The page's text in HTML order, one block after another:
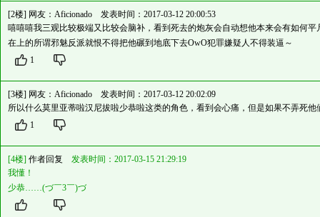
[2楼] 网友： Aficionado 发表时间：2017-03-12 20:00:53
嘻嘻嘻我三观比较极端又比较会脑补，看到死去的炮灰会自动想他本来会有如何
在上的所谓邪魅反派就恨不得把他碾到地底下去OwO犯罪嫌疑人不得装逼～
1
[3楼] 网友： Aficionado 发表时间：2017-03-12 20:02:09
所以什么莫里亚蒂啦汉尼拔啦少恭啦这类的角色，看到会心痛，但是如果不弄死他
1
[4楼] 作者回复 发表时间：2017-03-15 21:29:19
我懂！
少恭……(づ￣3￣)づ